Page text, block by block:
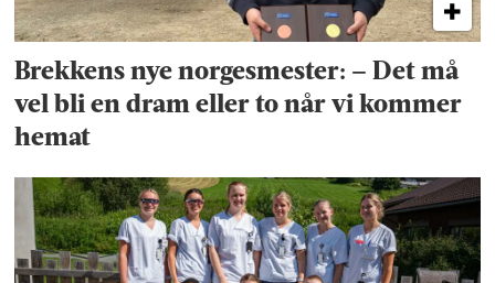
Brekkens nye norgesmester: – Det må
vel bli en dram eller to når vi kommer
hemat